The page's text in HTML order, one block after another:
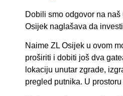
Dobili smo odgovor na naš
Osijek naglašava da
Naime ZL Osijek u ovom
proširiti i dobiti još dva
lokaciju unutar zgrade,
pregled putnika. U